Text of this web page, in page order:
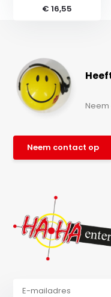
€ 16,55
Neem contact op